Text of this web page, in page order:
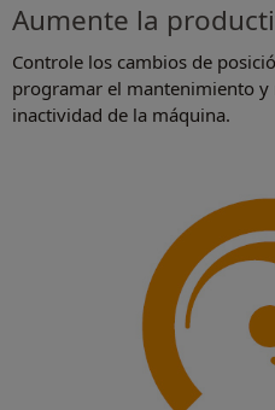
Aumente la
Controle los cambios de
programar el mantenimiento
inactividad de la máquina.